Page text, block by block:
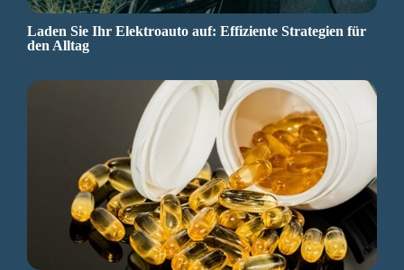
Laden Sie Ihr Elektroauto auf: Effiziente Strategien für
den Alltag